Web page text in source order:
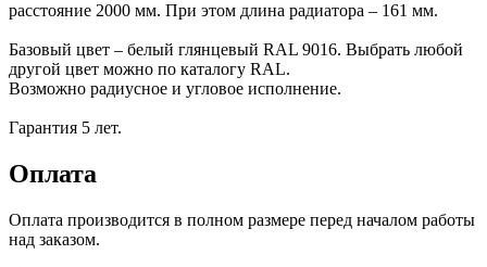
расстояние 2000 мм. При этом длина радиатора – 161 мм.
Базовый цвет – белый глянцевый RAL 9016. Выбрать любой
другой цвет можно по каталогу RAL.
Возможно радиусное и угловое исполнение.
Гарантия 5 лет.
Оплата
Оплата производится в полном размере перед началом работы
над заказом.